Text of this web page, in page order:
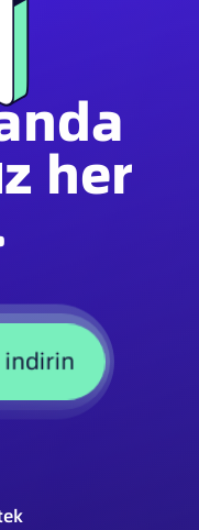
her
indirin